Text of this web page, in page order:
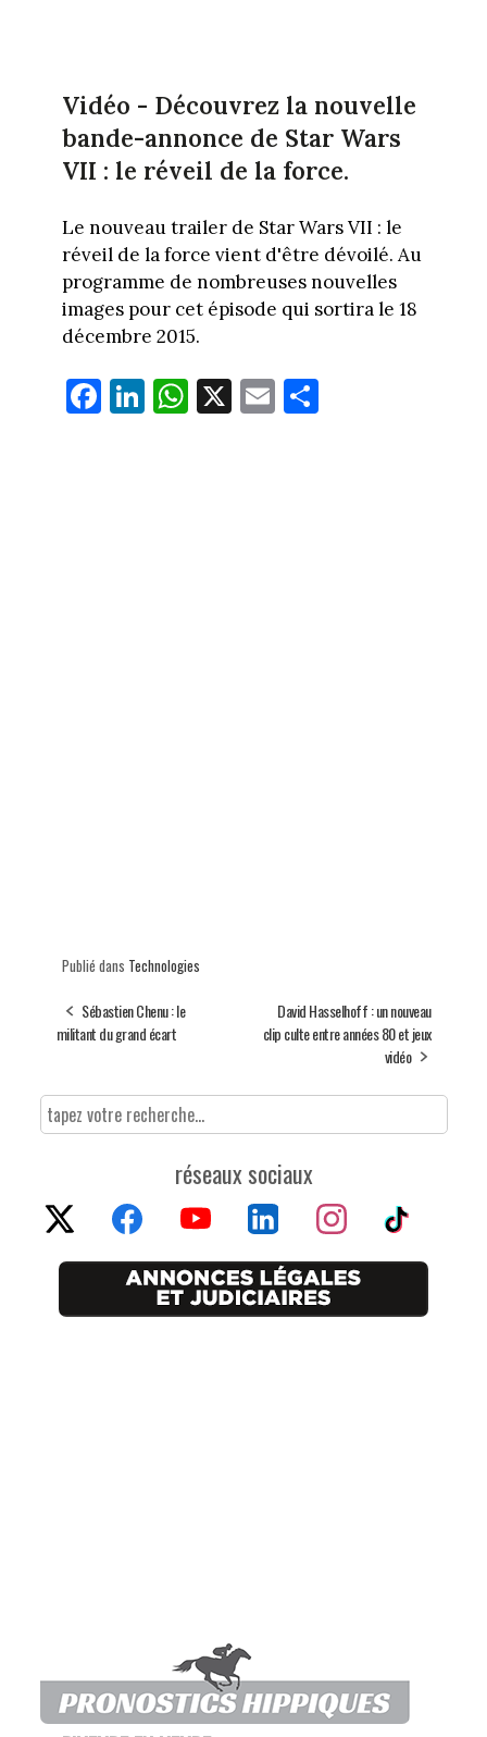
Vidéo - Découvrez la nouvelle
bande-annonce de Star Wars
VII : le réveil de la force.
Le nouveau trailer de Star Wars VII : le
réveil de la force vient d'être dévoilé. Au
programme de nombreuses nouvelles
images pour cet épisode qui sortira le 18
décembre 2015.
Fa
ce
Li
nk
W
ha
X E
m
Pa
Publié dans Technologies
Sébastien Chenu : le
militant du grand écart
David Hasselhoff : un nouveau
clip culte entre années 80 et jeux
vidéo
réseaux sociaux